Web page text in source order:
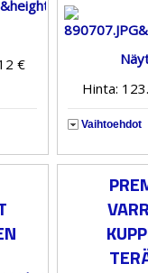
€
Hinta:
Vaihtoehdot